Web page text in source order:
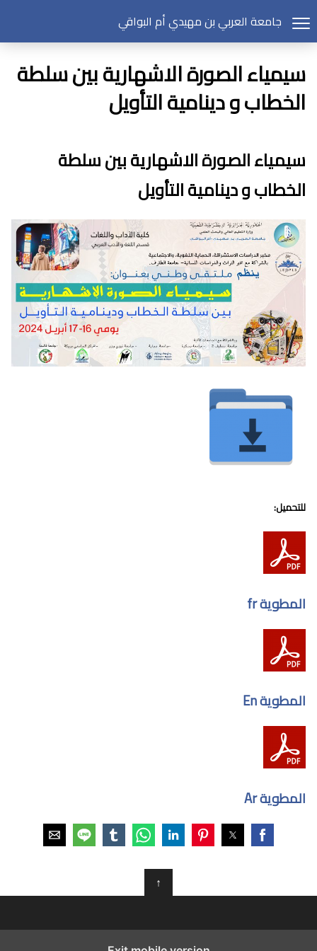
جامعة العربي بن مهيدي أم البواقي
سيمياء الصورة الاشهارية بين سلطة
الخطاب و دينامية التأويل
سيمياء الصورة الاشهارية بين سلطة
الخطاب و دينامية التأويل
للتحميل:
المطوية fr
المطوية En
المطوية Ar
↑